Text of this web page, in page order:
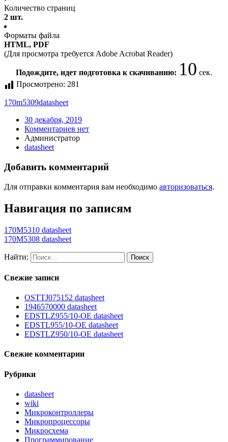
Количество страниц
2 шт.
Форматы файла
HTML, PDF
(Для просмотра требуется Adobe Acrobat Reader)
Подождите, идет подготовка к скачиванию: 10 сек.
Просмотрено: 281
170m5309datasheet
30 декабря, 2019
Комментариев нет
Администратор
datasheet
Добавить комментарий
Для отправки комментария вам необходимо авторизоваться.
Навигация по записям
170M5310 datasheet
170M5308 datasheet
Найти:
Свежие записи
OSTTJ075152 datasheet
1946570000 datasheet
EDSTLZ955/10-OE datasheet
EDSTL955/10-OE datasheet
EDSTLZ950/10-OE datasheet
Свежие комментарии
Рубрики
datasheet
wiki
Микроконтроллеры
Микропроцессоры
Микросхема
Программирование